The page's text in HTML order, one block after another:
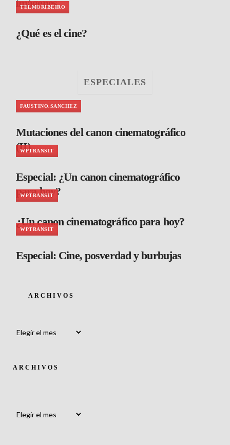
imágenes
TELMORIBEIRO
¿Qué es el cine?
ESPECIALES
FAUSTINO.SANCHEZ
Mutaciones del canon cinematográfico
(II)
WPTRANSIT
Especial: ¿Un canon cinematográfico
para hoy?
WPTRANSIT
¿Un canon cinematográfico para hoy?
WPTRANSIT
Especial: Cine, posverdad y burbujas
ARCHIVOS
ARCHIVOS